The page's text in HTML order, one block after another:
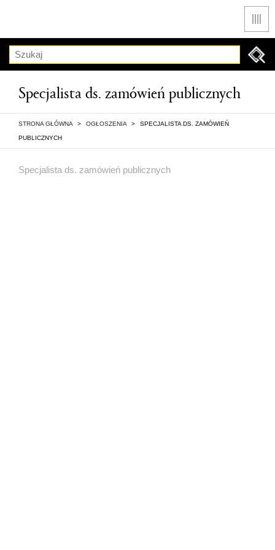
Szukaj
Specjalista ds. zamówień publicznych
STRONA GŁÓWNA > OGŁOSZENIA > SPECJALISTA DS. ZAMÓWIEŃ
PUBLICZNYCH
Specjalista ds. zamówień publicznych